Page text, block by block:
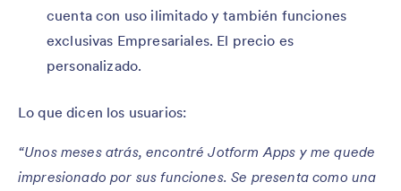
cuenta con uso ilimitado y también funciones
exclusivas Empresariales. El precio es
personalizado.
Lo que dicen los usuarios:
“Unos meses atrás, encontré Jotform Apps y me quede
impresionado por sus funciones. Se presenta como una